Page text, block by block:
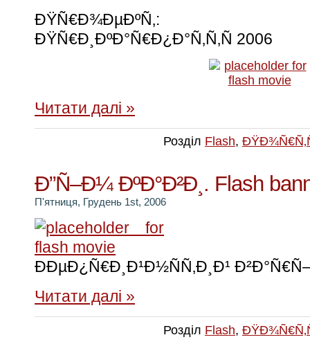
ÐŸÑ€Ð¾ÐµÐºÑ‚:
ÐŸÑ€Ð¸ÐºÐ°Ñ€Ð¿Ð°Ñ‚Ñ‚Ñ 2006
Читати далі »
Розділ Flash,
Ð”Ñ–Ð¼ ÐºÐ°Ð²Ð¸. Flash
П'ятниця, Грудень 1st, 2006
ÐÐµÐ¿Ñ€Ð¸Ð¹Ð½ÑÑ‚Ð¸Ð¹
Читати далі »
Розділ Flash,